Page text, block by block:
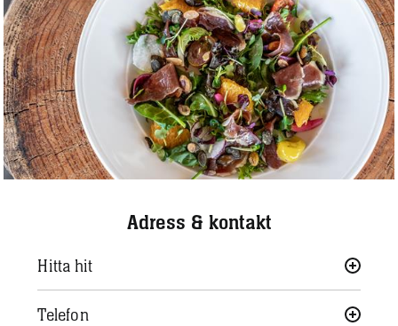
Adress & kontakt
Hitta hit
Telefon